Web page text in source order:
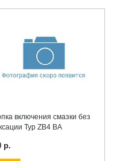
включения смазки без
Typ ZB4 BA
р.